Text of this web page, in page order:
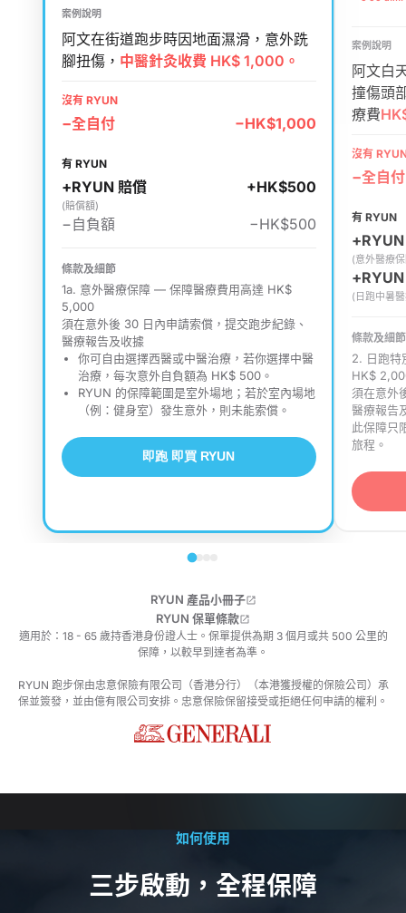
案例說明
阿文在街道跑步時因地面濕滑，意外跣
腳扭傷， 中醫針灸收費 HK$ 1,000。
沒有 RYUN
−全自付 −HK$1,000
有 RYUN
+RYUN 賠償 +HK$500
(賠償額)
−自負額 −HK$500
條款及細節
1a. 意外醫療保障— 保障醫療費用高達 HK$
5,000
須在意外後 30 日內申請索償，提交跑步紀錄、
醫療報告及收據
你可自由選擇西醫或中醫治療，若你選擇中醫
治療，每次意外自負額為 HK$ 500。
RYUN 的保障範圍是室外場地；若於室內場地
（例：健身室）發生意外，則未能索償。
即跑 即買 RYUN
案例說明
阿文白
撞傷頭
療費
沒有
−全自付
有 RYUN
+
(意外醫療
+
( 日跑中暑
條款及細節
2. 日跑特
HK$
須在意外
醫療報告
此保障只
旅程。
保障醫療費用高達 HK$ 5,000
沒有 RYUN 跑步保: 阿文需付 HK$1,000
RYUN 賠償餘下 HK$500(賠償額)
額外保障 HK$ 2,000 中暑醫療費用
沒有 RYUN 跑步保:阿文需付 HK$7,000
有 RYUN 跑步保:阿文需付 HK$0 (無需自付)
RYUN 產品小冊子
RYUN 保單條款
適用於：18 - 65 歲持香港身份證人士。保單提供為期 3 個月或共 500 公里的
保障，以較早到達者為準。
RYUN 跑步保由忠意保險有限公司（香港分行）（本港獲授權的保險公司）承
保並簽發，並由億有限公司安排。忠意保險保留接受或拒絕任何申請的權利。
如何使用
三步啟動，全程保障